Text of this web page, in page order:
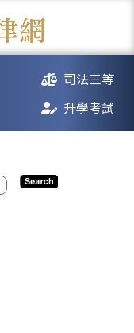
司法三等
升學考試